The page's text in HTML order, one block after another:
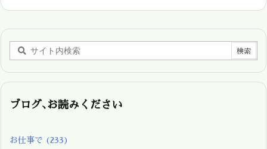
ブログ､お読みください
お仕事で (233)